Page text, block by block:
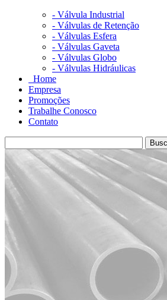
- Válvula Industrial
- Válvulas de Retenção
- Válvulas Esfera
- Válvulas Gaveta
- Válvulas Globo
- Válvulas Hidráulicas
Home
Empresa
Promoções
Trabalhe Conosco
Contato